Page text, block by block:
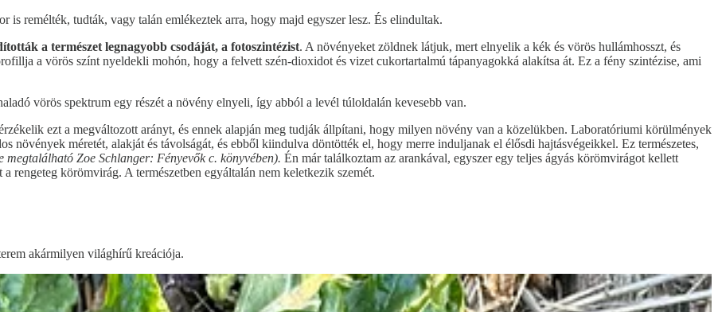
remélték, tudták, vagy talán emlékeztek arra, hogy majd egyszer lesz. És elindultak.
a természet legnagyobb csodáját, a fotoszintézist. A növényeket zöldnek látjuk, mert elnyelik a kék és vörös hullámhosszt, és
a vörös színt nyeldekli mohón, hogy a felvett szén-dioxidot és vizet cukortartalmú tápanyagokká alakítsa át. Ez a fény szintézise, ami
vörös spektrum egy részét a növény elnyeli, így abból a levél túloldalán kevesebb van.
ezt a megváltozott arányt, és ennek alapján meg tudják állpítani, hogy milyen növény van a közelükben. Laboratóriumi körülmények
növények méretét, alakját és távolságát, és ebből kiindulva döntötték el, hogy merre induljanak el élősdi hajtásvégeikkel. Ez természetes,
megtalálható Zoe Schlanger: Fényevők c. könyvében). Én már találkoztam az arankával, egyszer egy teljes ágyás körömvirágot kellett
rengeteg körömvirág. A természetben egyáltalán nem keletkezik szemét.
akármilyen világhírű kreációja.